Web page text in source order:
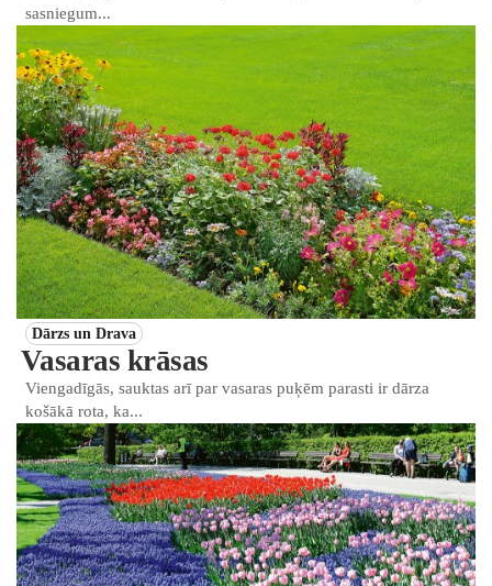
sasniegum...
Dārzs un Drava
Vasaras krāsas
Viengadīgās, sauktas arī par vasaras puķēm parasti ir dārza
košākā rota, ka...